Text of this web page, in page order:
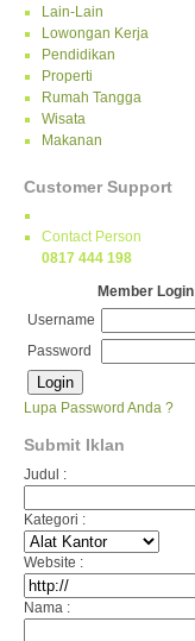
Lain-Lain
Lowongan Kerja
Pendidikan
Properti
Rumah Tangga
Wisata
Makanan
Customer Support
Contact Person
0817 444 198
Member Login
Username
Password
Lupa Password Anda ?
Submit Iklan
Judul :
Kategori :
Website :
Nama :